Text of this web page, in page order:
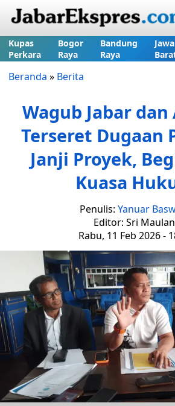
Kupas
Perkara
Bogor
Raya
Bandung
Raya
Jawa
Beranda » Berita
Wagub Jabar
Terseret Dugaan
Janji Proyek,
Kuasa
Penulis: Yanuar
Editor: Sri
Rabu, 11 Feb 2026 -